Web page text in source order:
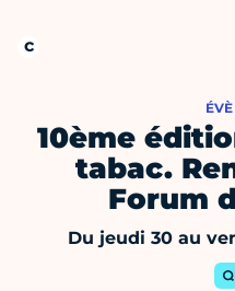
10ème
tabac.
Forum
Du jeudi 30 au